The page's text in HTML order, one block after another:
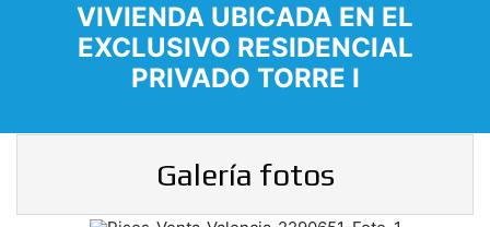
VIVIENDA UBICADA EN EL
EXCLUSIVO RESIDENCIAL
PRIVADO TORRE I
Galería fotos